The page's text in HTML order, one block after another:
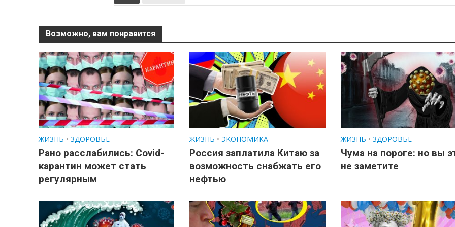
Возможно, вам понравится
ЖИЗНЬ • ЗДОРОВЬЕ
Рано расслабились: Covid-
карантин может стать
регулярным
ЖИЗНЬ • ЭКОНОМИКА
Россия заплатила Китаю за
возможность снабжать его
нефтью
ЖИЗНЬ • ЗДОРОВЬЕ
Чума на пороге: но вы
не заметите